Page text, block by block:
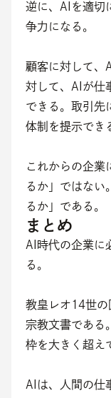
逆に、AIを適切
争力になる。
顧客に対して、
対して、AIが仕
できる。取引先
体制を提示でき
これからの企業
るか」ではない
るか」である。
まとめ
AI時代の企業に
る。
教皇レオ14世の
宗教文書である
枠を大きく超え
AIは、人間の仕